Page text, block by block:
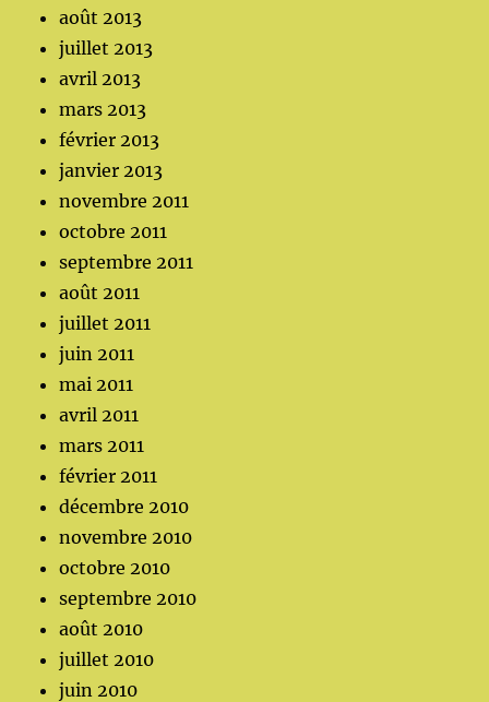
août 2013
juillet 2013
avril 2013
mars 2013
février 2013
janvier 2013
novembre 2011
octobre 2011
septembre 2011
août 2011
juillet 2011
juin 2011
mai 2011
avril 2011
mars 2011
février 2011
décembre 2010
novembre 2010
octobre 2010
septembre 2010
août 2010
juillet 2010
juin 2010